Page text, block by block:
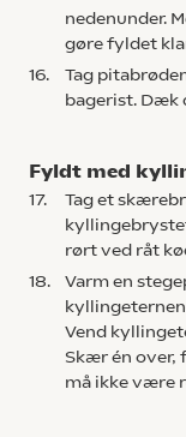
nedenunder.
gøre fyldet
16.
Tag
bagerist. Dæk
Fyldt med
17.
Tag et
rørt ved råt
18.
Varm en
Vend
Skær én over,
må ikke være